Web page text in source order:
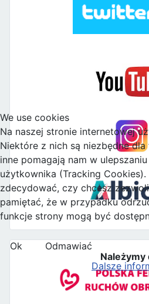
Należymy
We use cookies
Na naszej stronie internetowej
Niektóre z nich są niezbędne
inne pomagają nam w
użytkownika (Tracking Cookies).
zdecydować, czy chcesz
pamiętać, że w przypadku
funkcje strony mogą być
Ok
Odmawiać
Dalsze